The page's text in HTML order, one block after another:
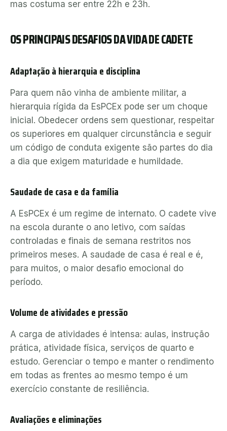
mas costuma ser entre 22h e 23h.
OS PRINCIPAIS DESAFIOS DA VIDA DE CADETE
Adaptação à hierarquia e disciplina
Para quem não vinha de ambiente militar, a
hierarquia rígida da EsPCEx pode ser um choque
inicial. Obedecer ordens sem questionar, respeitar
os superiores em qualquer circunstância e seguir
um código de conduta exigente são partes do dia
a dia que exigem maturidade e humildade.
Saudade de casa e da família
A EsPCEx é um regime de internato. O cadete vive
na escola durante o ano letivo, com saídas
controladas e finais de semana restritos nos
primeiros meses. A saudade de casa é real e é,
para muitos, o maior desafio emocional do
período.
Volume de atividades e pressão
A carga de atividades é intensa: aulas, instrução
prática, atividade física, serviços de quarto e
estudo. Gerenciar o tempo e manter o rendimento
em todas as frentes ao mesmo tempo é um
exercício constante de resiliência.
Avaliações e eliminações